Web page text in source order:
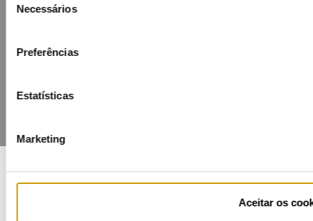
Necessários
Preferências
Estatísticas
Marketing
Aceitar os
Mapa do portal